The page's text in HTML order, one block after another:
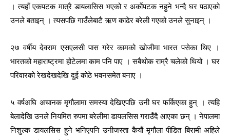
। त्यहाँ एकपटक मात्रै डायलासिस भएको र अर्काेपटक नहुने भन्दै घर पठाएको
उनले बताइन् । त्यसपछि गाउँलेबाटै ऋण काढेर बरेली गएको उनले सुनाइन् ।
२७ वर्षीय देवराम एसएलसी पास गरेर कामको खोजीमा भारत पसेका थिए ।
भारतको महाराष्ट्रमा होटेलमा काम पनि पाए । सबैथोक राम्रै चलेको थियो । घर
परिवारको रेखदेखदेखि दुई कोठे भवनसमेत बनाए ।
५ वर्षअघि अचानक मृगौलामा समस्या देखिएपछि उनी घर फर्किएका हुन् । त्यहि
बेलादेखि उनले नियमित रुपमा बरेलीमा डायलसिस गराउँदै आएका छन् । नेपालमा
निशुल्क डायलसिस हुने भनिएपनि उनीजस्ता कैयौं मृगौला पीडित बिरामी अहिले